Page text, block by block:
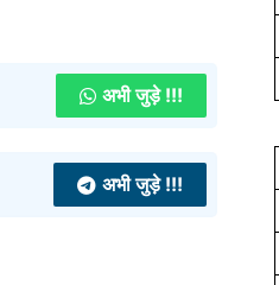
अभी जुड़े !!!
अभी जुड़े !!!